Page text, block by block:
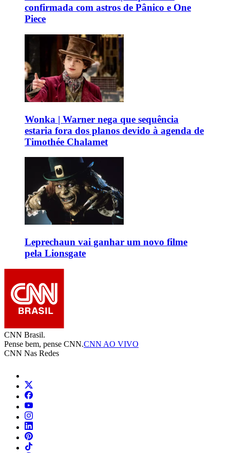
confirmada com astros de Pânico e One
Piece
Wonka | Warner nega que sequência
estaria fora dos planos devido à agenda de
Timothée Chalamet
Leprechaun vai ganhar um novo filme
pela Lionsgate
CNN Brasil.
Pense bem, pense CNN.CNN AO VIVO
CNN Nas Redes